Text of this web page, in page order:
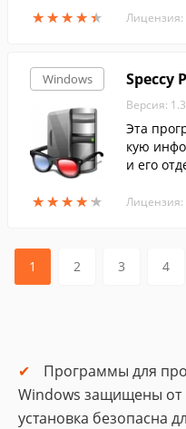
★★★★★
★★★★★ Лицензия:
Windows
★★★★★
★★★★★
Speccy
Версия:
Эта
кую
и его
Лицензия:
1 2 3 4
Программы для
Windows защищены от
установка безопасна